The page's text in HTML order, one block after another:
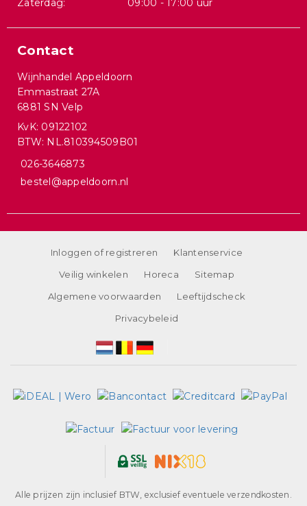
Zaterdag:
09:00 - 17:00 uur
Contact
Wijnhandel Appeldoorn
Emmastraat 27A
6881 SN Velp
KvK: 09122102
BTW: NL.810394509B01
026-3646873
bestel@appeldoorn.nl
Inloggen of registreren
Klantenservice
Veilig winkelen
Horeca
Sitemap
Algemene voorwaarden
Leeftijdscheck
Privacybeleid
Alle prijzen zijn inclusief BTW, exclusief eventuele verzendkosten.